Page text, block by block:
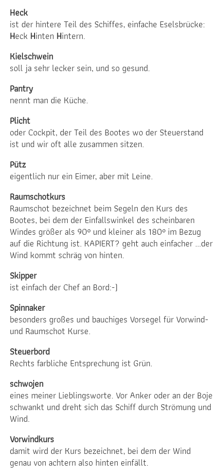
Heck
ist der hintere Teil des Schiffes, einfache Eselsbrücke:
Heck Hinten Hintern.
Kielschwein
soll ja sehr lecker sein, und so gesund.
Pantry
nennt man die Küche.
Plicht
oder Cockpit, der Teil des Bootes wo der Steuerstand
ist und wir oft alle zusammen sitzen.
Pütz
eigentlich nur ein Eimer, aber mit Leine.
Raumschotkurs
Raumschot bezeichnet beim Segeln den Kurs des
Bootes, bei dem der Einfallswinkel des scheinbaren
Windes größer als 90° und kleiner als 180° im Bezug
auf die Richtung ist. KAPIERT? geht auch einfacher ...der
Wind kommt schräg von hinten.
Skipper
ist einfach der Chef an Bord:-)
Spinnaker
besonders großes und bauchiges Vorsegel für Vorwind-
und Raumschot Kurse.
Steuerbord
Rechts farbliche Entsprechung ist Grün.
schwojen
eines meiner Lieblingsworte. Vor Anker oder an der Boje
schwankt und dreht sich das Schiff durch Strömung und
Wind.
Vorwindkurs
damit wird der Kurs bezeichnet, bei dem der Wind
genau von achtern also hinten einfällt.